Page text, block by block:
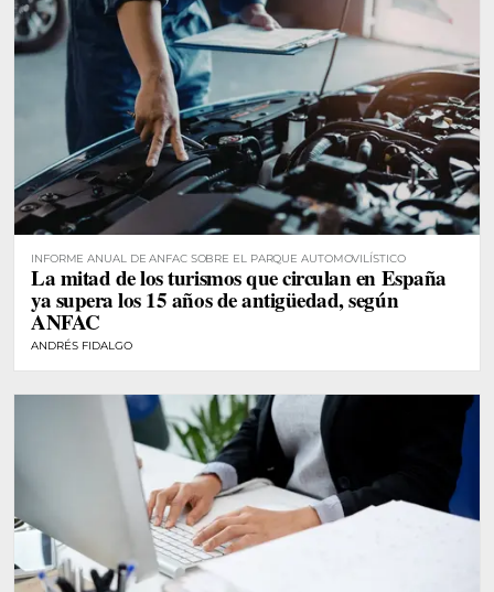
INFORME ANUAL DE ANFAC SOBRE EL PARQUE AUTOMOVILÍSTICO
La mitad de los turismos que circulan en España
ya supera los 15 años de antigüedad, según
ANFAC
ANDRÉS FIDALGO